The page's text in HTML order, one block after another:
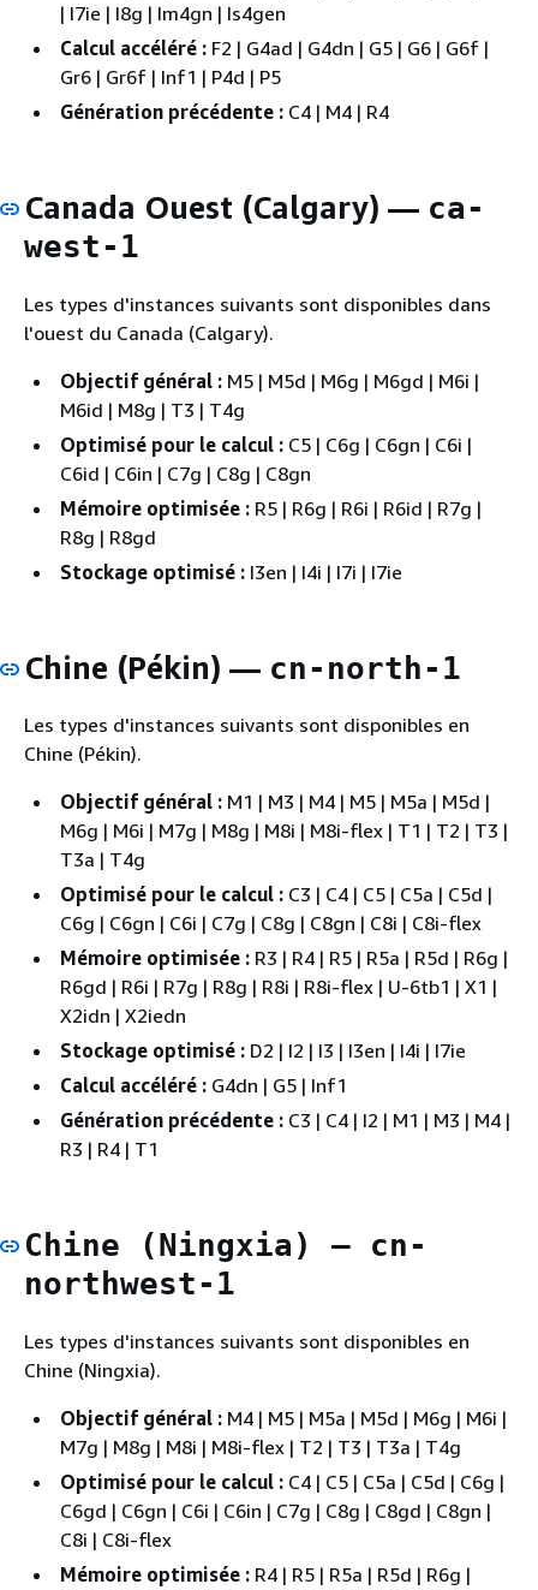
| I7ie | I8g | Im4gn | Is4gen
Calcul accéléré : F2 | G4ad | G4dn | G5 | G6 | G6f |
Gr6 | Gr6f | Inf1 | P4d | P5
Génération précédente : C4 | M4 | R4
Canada Ouest (Calgary) — ca-
west-1
Les types d'instances suivants sont disponibles dans
l'ouest du Canada (Calgary).
Objectif général : M5 | M5d | M6g | M6gd | M6i |
M6id | M8g | T3 | T4g
Optimisé pour le calcul : C5 | C6g | C6gn | C6i |
C6id | C6in | C7g | C8g | C8gn
Mémoire optimisée : R5 | R6g | R6i | R6id | R7g |
R8g | R8gd
Stockage optimisé : I3en | I4i | I7i | I7ie
Chine (Pékin) — cn-north-1
Les types d'instances suivants sont disponibles en
Chine (Pékin).
Objectif général : M1 | M3 | M4 | M5 | M5a | M5d |
M6g | M6i | M7g | M8g | M8i | M8i-flex | T1 | T2 | T3 |
T3a | T4g
Optimisé pour le calcul : C3 | C4 | C5 | C5a | C5d |
C6g | C6gn | C6i | C7g | C8g | C8gn | C8i | C8i-flex
Mémoire optimisée : R3 | R4 | R5 | R5a | R5d | R6g |
R6gd | R6i | R7g | R8g | R8i | R8i-flex | U-6tb1 | X1 |
X2idn | X2iedn
Stockage optimisé : D2 | I2 | I3 | I3en | I4i | I7ie
Calcul accéléré : G4dn | G5 | Inf1
Génération précédente : C3 | C4 | I2 | M1 | M3 | M4 |
R3 | R4 | T1
Chine (Ningxia) — cn-
northwest-1
Les types d'instances suivants sont disponibles en
Chine (Ningxia).
Objectif général : M4 | M5 | M5a | M5d | M6g | M6i |
M7g | M8g | M8i | M8i-flex | T2 | T3 | T3a | T4g
Optimisé pour le calcul : C4 | C5 | C5a | C5d | C6g |
C6gd | C6gn | C6i | C6in | C7g | C8g | C8gd | C8gn |
C8i | C8i-flex
Mémoire optimisée : R4 | R5 | R5a | R5d | R6g |